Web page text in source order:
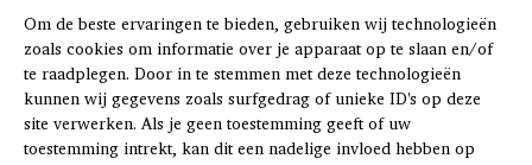
Om de beste ervaringen te bieden, gebruiken wij technologieën
zoals cookies om informatie over je apparaat op te slaan en/of
te raadplegen. Door in te stemmen met deze technologieën
kunnen wij gegevens zoals surfgedrag of unieke ID's op deze
site verwerken. Als je geen toestemming geeft of uw
toestemming intrekt, kan dit een nadelige invloed hebben op
Afgeven automatische incasso
Factuur betalen
Klachtenformulier
Overige vragen